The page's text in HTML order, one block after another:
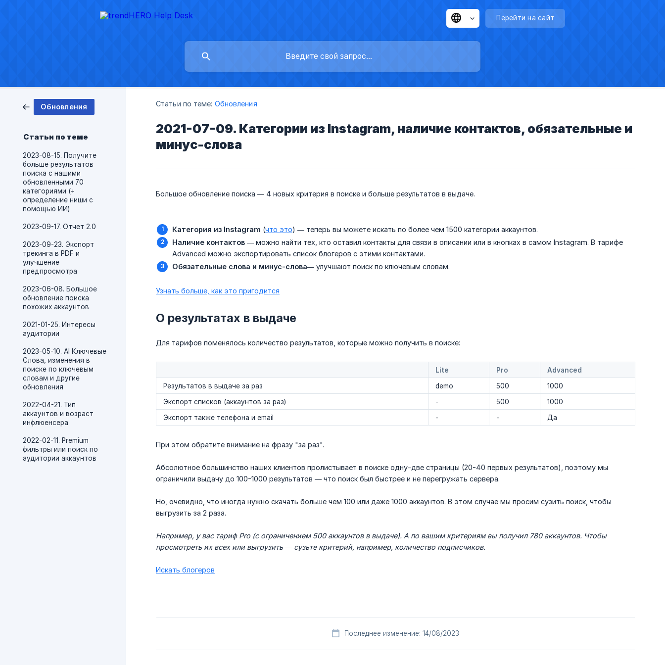
Перейти на сайт
Обновления
Статьи по теме
2023-08-15. Получите
больше результатов
поиска с нашими
обновленными 70
категориями (+
определение ниши с
помощью ИИ)
2023-09-17. Отчет 2.0
2023-09-23. Экспорт
трекинга в PDF и
улучшение
предпросмотра
2023-06-08. Большое
обновление поиска
похожих аккаунтов
2021-01-25. Интересы
аудитории
2023-05-10. AI Ключевые
Слова, изменения в
поиске по ключевым
словам и другие
обновления
2022-04-21. Тип
аккаунтов и возраст
инфлюенсера
2022-02-11. Premium
фильтры или поиск по
аудитории аккаунтов
Статьи по теме: Обновления
2021-07-09. Категории из Instagram, наличие контактов, обязательные и
минус-слова
Большое обновление поиска — 4 новых критерия в поиске и больше результатов в выдаче.
Категория из Instagram (что это) — теперь вы можете искать по более чем 1500 категории аккаунтов.
Наличие контактов — можно найти тех, кто оставил контакты для связи в описании или в кнопках в самом Instagram. В тарифе
Advanced можно экспортировать список блогеров с этими контактами.
Обязательные слова и минус-слова— улучшают поиск по ключевым словам.
Узнать больше, как это пригодится
О результатах в выдаче
Для тарифов поменялось количество результатов, которые можно получить в поиске:
Lite Pro
Advanced
Результатов в выдаче за раз
demo 500
1000
Экспорт списков (аккаунтов за раз)
- 500
1000
Экспорт также телефона и email
- - Да
При этом обратите внимание на фразу "за раз".
Абсолютное большинство наших клиентов пролистывает в поиске одну-две страницы (20-40 первых результатов), поэтому мы
ограничили выдачу до 100-1000 результатов — что поиск был быстрее и не перегружать сервера.
Но, очевидно, что иногда нужно скачать больше чем 100 или даже 1000 аккаунтов. В этом случае мы просим сузить поиск, чтобы
выгрузить за 2 раза.
Например, у вас тариф Pro (с ограничением 500 аккаунтов в выдаче). А по вашим критериям вы получил 780 аккаунтов. Чтобы
просмотреть их всех или выгрузить — сузьте критерий, например, количество подписчиков.
Искать блогеров
Последнее изменение: 14/08/2023